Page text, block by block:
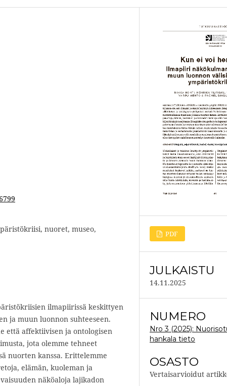
nuoret, museo,
ilmapiirissä keskittyen
ja muun luonnon suhteeseen.
että affektiivisen ja ontologisen
jota olemme tehneet
nuorten kanssa. Erittelemme
elämän, kuoleman ja
näköaloja lajikadon
PDF
JULKAISTU
14.11.2025
NUMERO
Nro 3 (2025):
hankala tieto
OSASTO
Vertaisarvioidut